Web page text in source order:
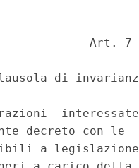
Art. 7
di
decreto con le
a legislazione